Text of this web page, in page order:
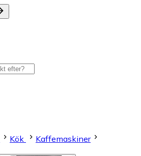
Kök
Kaffemaskiner